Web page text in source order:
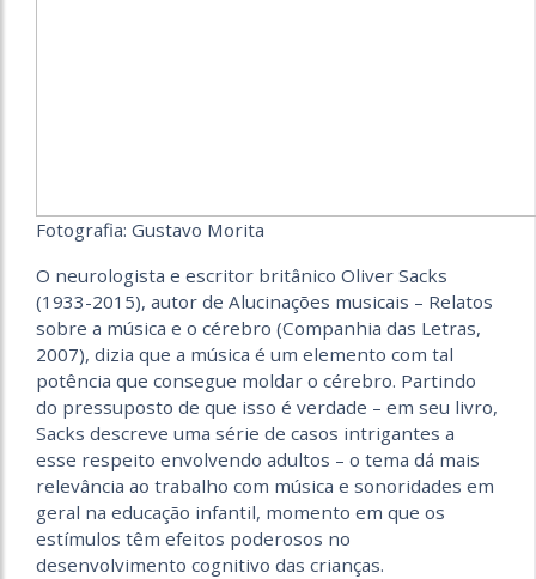
Fotografia: Gustavo Morita
O neurologista e escritor britânico Oliver Sacks
(1933-2015), autor de Alucinações musicais – Relatos
sobre a música e o cérebro (Companhia das Letras,
2007), dizia que a música é um elemento com tal
potência que consegue moldar o cérebro. Partindo
do pressuposto de que isso é verdade – em seu livro,
Sacks descreve uma série de casos intrigantes a
esse respeito envolvendo adultos – o tema dá mais
relevância ao trabalho com música e sonoridades em
geral na educação infantil, momento em que os
estímulos têm efeitos poderosos no
desenvolvimento cognitivo das crianças.